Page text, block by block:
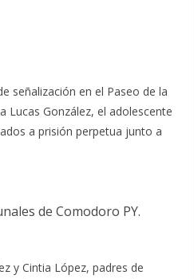
señalización en el Paseo de la
Lucas González, el adolescente
a prisión perpetua junto a
de Comodoro PY.
y Cintia López, padres de